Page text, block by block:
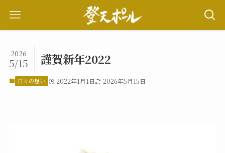
謹賀新年2022
2026
5/15
日々の想い 2022年1月1日 2026年5月15日